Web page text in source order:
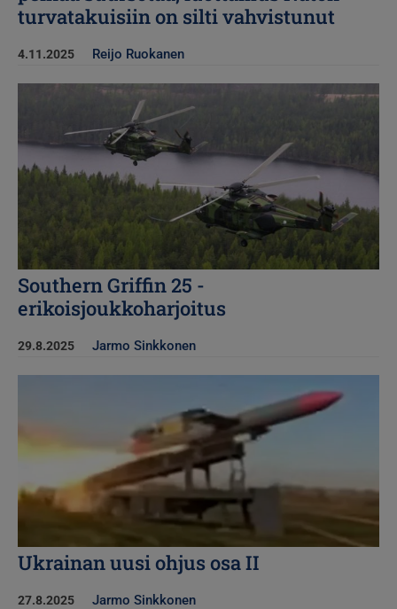
turvatakuisiin on silti vahvistunut
4.11.2025 Reijo Ruokanen
Southern Griffin 25 -
erikoisjoukkoharjoitus
29.8.2025 Jarmo Sinkkonen
Ukrainan uusi ohjus osa II
27.8.2025 Jarmo Sinkkonen